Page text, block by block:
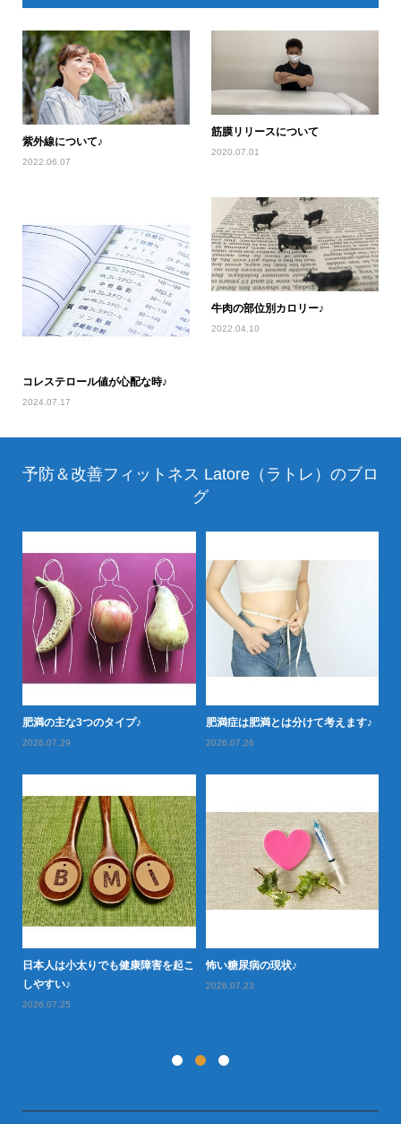
紫外線について♪
2022.06.07
筋膜リリースについて
2020.07.01
コレステロール値が心配な時♪
2024.07.17
牛肉の部位別カロリー♪
2022.04.10
予防＆改善フィットネス Latore（ラトレ）のブロ
グ
肥満の主な3つのタイプ♪
2026.07.29
肥満症は肥満とは分けて考えます♪
2026.07.26
日本人は小太りでも健康障害を起こ
しやすい♪
2026.07.25
怖い糖尿病の現状♪
2026.07.23